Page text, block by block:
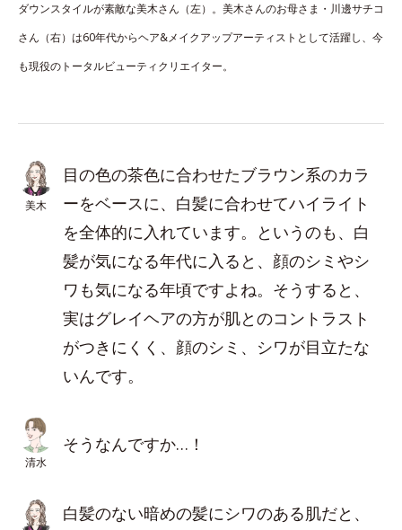
ダウンスタイルが素敵な美木さん（左）。美木さんのお母さま・川邊サチコ
さん（右）は60年代からヘア&メイクアップアーティストとして活躍し、今
も現役のトータルビューティクリエイター。
美木
目の色の茶色に合わせたブラウン系のカラ
ーをベースに、白髪に合わせてハイライト
を全体的に入れています。というのも、白
髪が気になる年代に入ると、顔のシミやシ
ワも気になる年頃ですよね。そうすると、
実はグレイヘアの方が肌とのコントラスト
がつきにくく、顔のシミ、シワが目立たな
いんです。
清水
そうなんですか…！
白髪のない暗めの髪にシワのある肌だと、